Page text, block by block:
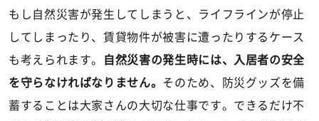
もし自然災害が発生してしまうと、ライフラインが停止
してしまったり、賃貸物件が被害に遭ったりするケース
も考えられます。
自然災害の発生時には、入居者の安全
を守らなければなりません。 そのため、防災グッズを備
蓄することは大家さんの大切な仕事です。できるだけ不